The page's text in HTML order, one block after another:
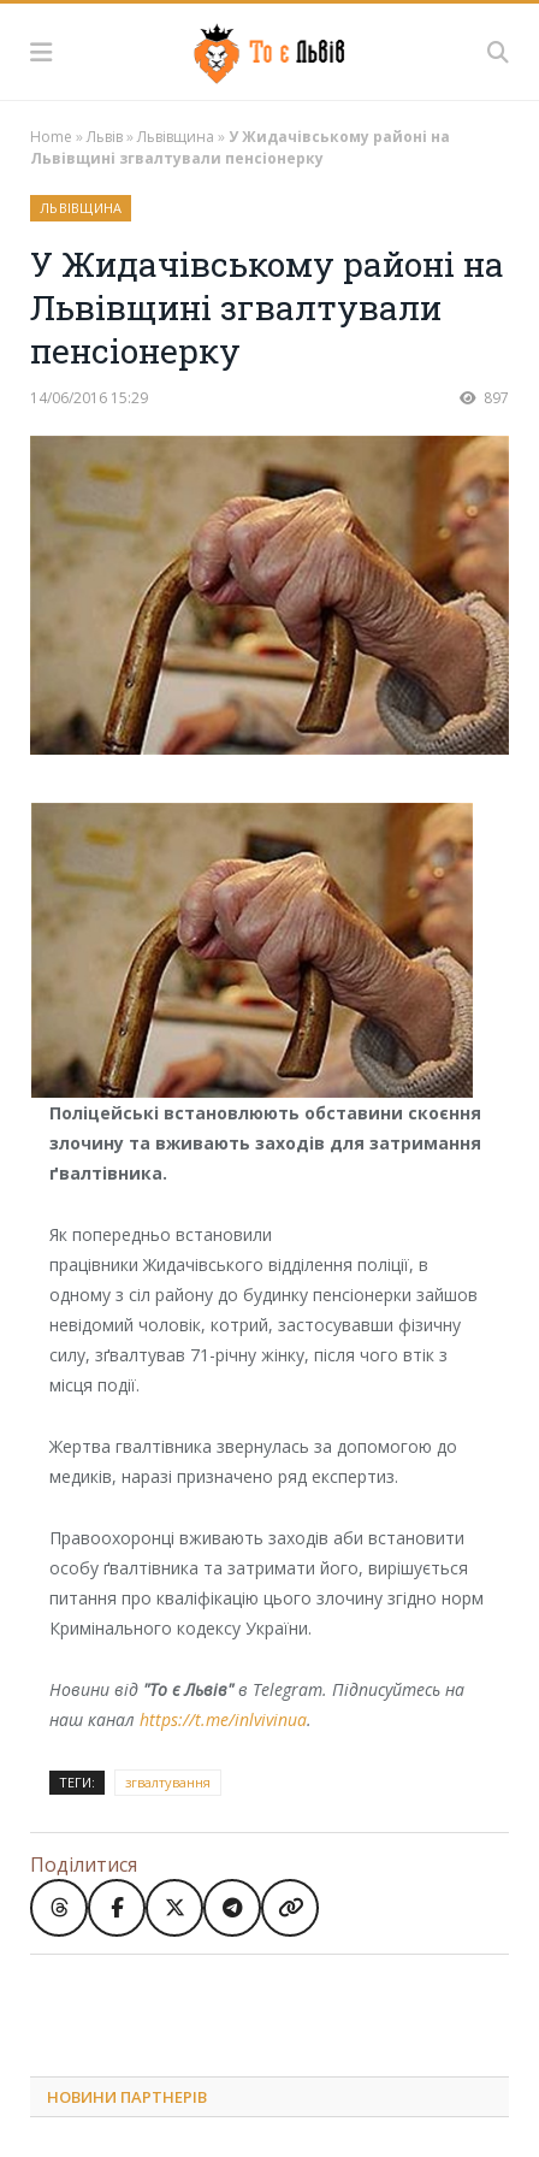
Home »Львів»Львівщина » У Жидачівському районі на
Львівщині згвалтували пенсіонерку
ЛЬВІВЩИНА
У Жидачівському районі на
Львівщині згвалтували
пенсіонерку
14/06/2016 15:29 897
Поліцейські встановлюють обставини скоєння
злочину та вживають заходів для затримання
ґвалтівника.
Як попередньо встановили
працівники Жидачівського відділення поліції, в
одному з сіл району до будинку пенсіонерки зайшов
невідомий чоловік, котрий, застосувавши фізичну
силу, зґвалтував 71-річну жінку, після чого втік з
місця події.
Жертва гвалтівника звернулась за допомогою до
медиків, наразі призначено ряд експертиз.
Правоохоронці вживають заходів аби встановити
особу ґвалтівника та затримати його, вирішується
питання про кваліфікацію цього злочину згідно норм
Кримінального кодексу України.
Новини від "То є Львів"в Telegram. Підписуйтесь на
наш канал https://t.me/inlvivinua.
ТЕГИ: згвалтування
Поділитися
НОВИНИ ПАРТНЕРІВ